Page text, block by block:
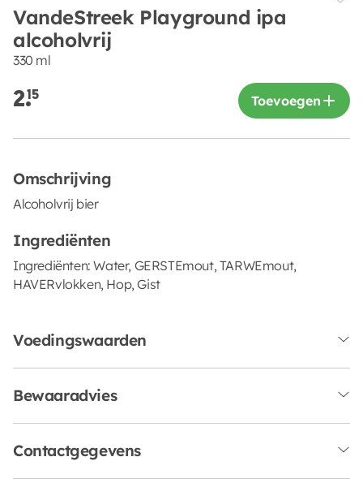
VandeStreek Playground ipa
alcoholvrij
330 ml
2.15 Toevoegen
Omschrijving
Alcoholvrij bier
Ingrediënten
Ingrediënten: Water, GERSTEmout, TARWEmout,
HAVERvlokken, Hop, Gist
Voedingswaarden
Bewaaradvies
Contactgegevens